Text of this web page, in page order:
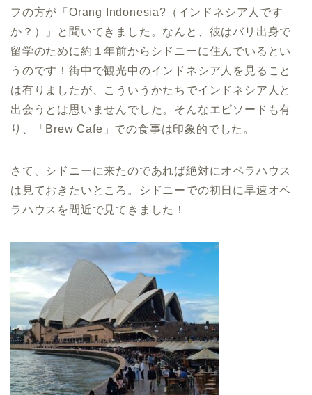
フの方が「Orang Indonesia?（インドネシア人です
か？）」と聞いてきました。なんと、彼はバリ出身で
留学のために約１年前からシドニーに住んでいるとい
うのです！街中で観光中のインドネシア人を見ること
は有りましたが、こういうかたちでインドネシア人と
出会うとは思いませんでした。そんなエピソードも有
り、「Brew Cafe」での食事は印象的でした。
さて、シドニーに来たのであれば絶対にオペラハウス
は見ておきたいところ。シドニーでの初日に早速オペ
ラハウスを間近で見てきました！